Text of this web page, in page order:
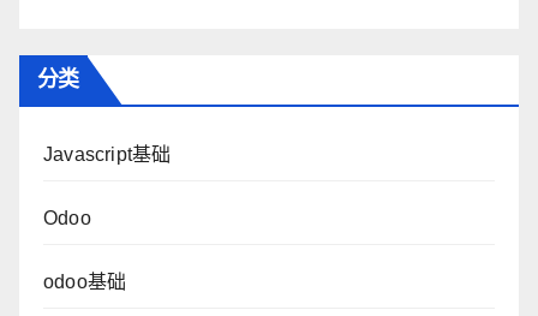
分类
Javascript基础
Odoo
odoo基础